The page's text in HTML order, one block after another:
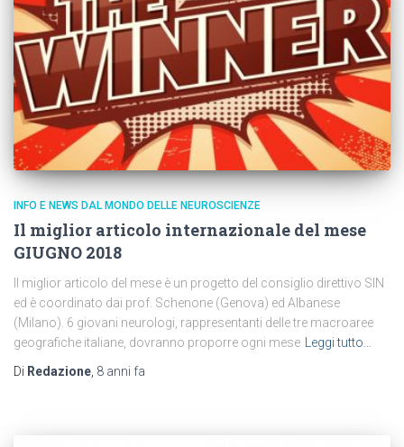
INFO E NEWS DAL MONDO DELLE NEUROSCIENZE
Il miglior articolo internazionale del mese
GIUGNO 2018
Il miglior articolo del mese è un progetto del consiglio direttivo SIN
ed è coordinato dai prof. Schenone (Genova) ed Albanese
(Milano). 6 giovani neurologi, rappresentanti delle tre macroaree
geografiche italiane, dovranno proporre ogni mese Leggi tutto…
Di Redazione, 8 anni fa